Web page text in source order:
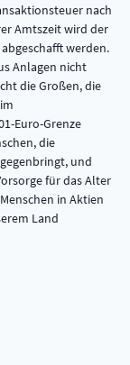
nach
Amtszeit wird der
werden.
Anlagen nicht
die Großen, die
Euro-Grenze
die
und
für das Alter
in Aktien
Land